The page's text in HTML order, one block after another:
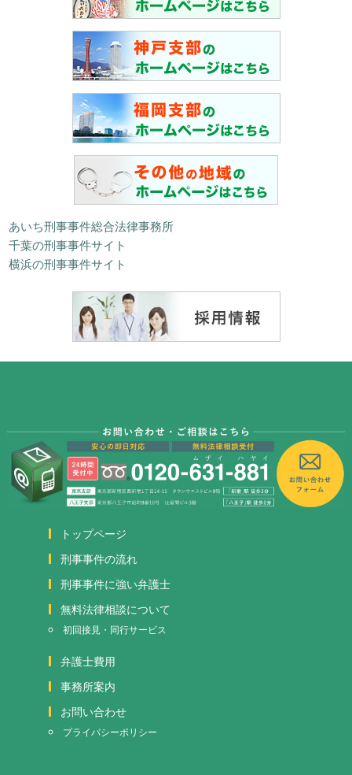
あいち刑事事件総合法律事務所
千葉の刑事事件サイト
横浜の刑事事件サイト
トップページ
刑事事件の流れ
刑事事件に強い弁護士
無料法律相談について
初回接見・同行サービス
弁護士費用
事務所案内
お問い合わせ
プライバシーポリシー